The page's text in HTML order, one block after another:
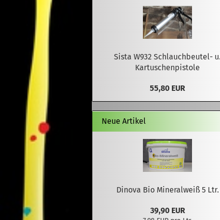
Sista W932 Schlauchbeutel-
Kartuschenpistole
55,80 EUR
Neue Artikel
Dinova Bio Mineralweiß 5 Ltr.
39,90 EUR